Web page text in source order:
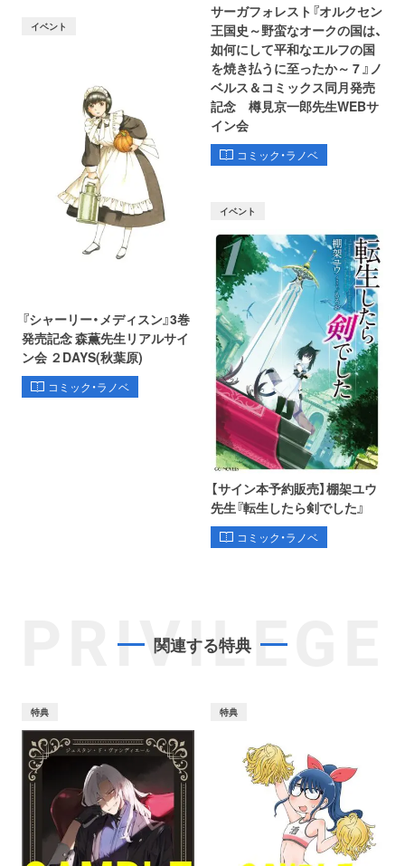
サーガフォレスト『オルクセン
王国史～野蛮なオークの国は、
如何にして平和なエルフの国
を焼き払うに至ったか～ 7 』ノ
ベルス＆コミックス同月発売
記念 樽見京一郎先生WEBサ
イン会
コミック・ラノベ
イベント
『シャーリー・メディスン』3巻
発売記念 森薫先生リアルサイ
ン会 ２DAYS(秋葉原)
コミック・ラノベ
イベント
【サイン本予約販売】棚架ユウ
先生『転生したら剣でした』
コミック・ラノベ
PRIVILEGE
関連する特典
特典 特典